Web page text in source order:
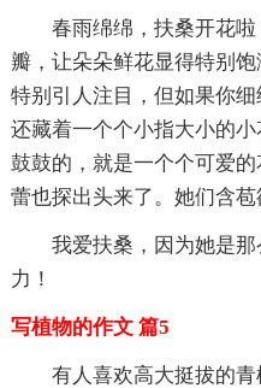
春雨绵绵，扶桑开花
瓣，让朵朵鲜花显得特别
特别引人注目，但如果你
还藏着一个个小指大小的
鼓鼓的，就是一个个可爱
蕾也探出头来了。她们含苞
我爱扶桑，因为她是
力！
写植物的作文 篇5
有人喜欢高大挺拔的